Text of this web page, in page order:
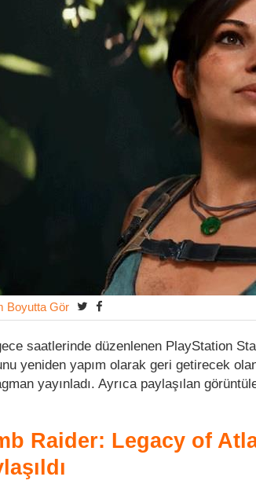
Boyutta Gör
saatlerinde düzenlenen PlayStation
yeniden yapım olarak geri getirecek
yayınladı. Ayrıca paylaşılan
Raider: Legacy of